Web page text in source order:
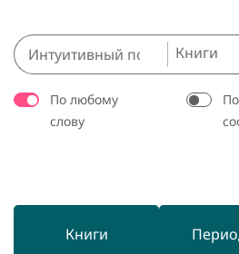
Книги
По любому
слову
Книги